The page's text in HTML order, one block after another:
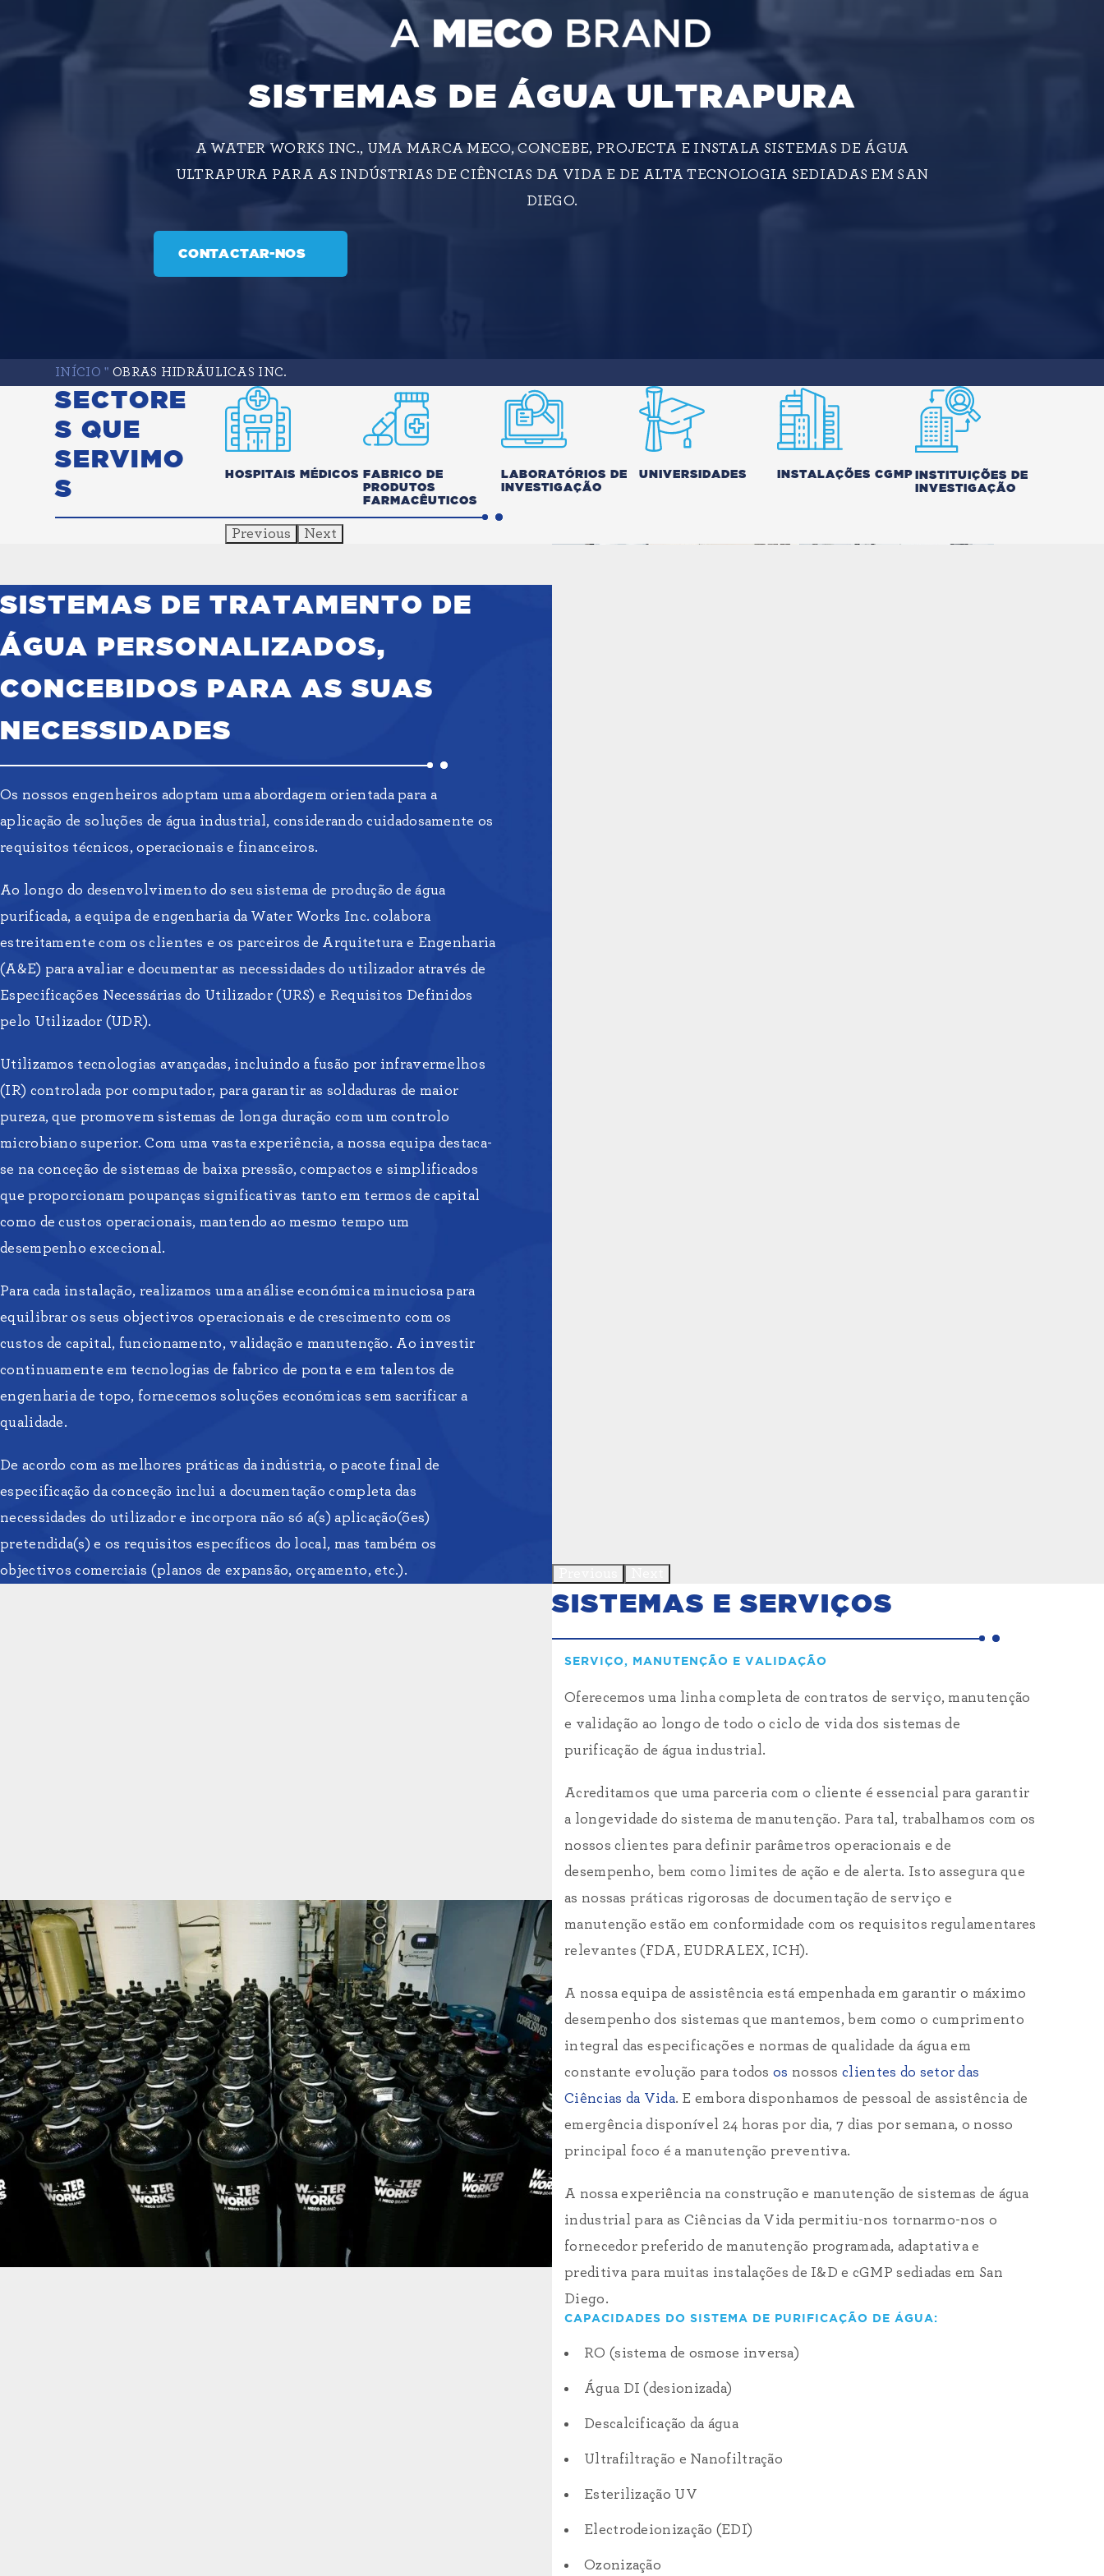
SISTEMAS DE ÁGUA ULTRAPURA
A WATER WORKS INC., UMA MARCA MECO, CONCEBE, PROJECTA E INSTALA SISTEMAS DE ÁGUA
ULTRAPURA PARA AS INDÚSTRIAS DE CIÊNCIAS DA VIDA E DE ALTA TECNOLOGIA SEDIADAS EM SAN
DIEGO.
CONTACTAR-NOS
INÍCIO " OBRAS HIDRÁULICAS INC.
SECTORE
S QUE
SERVIMO
S
HOSPITAIS MÉDICOS
FABRICO DE
PRODUTOS
FARMACÊUTICOS
LABORATÓRIOS DE
INVESTIGAÇÃO
UNIVERSIDADES INSTALAÇÕES CGMP
INSTITUIÇÕES DE
INVESTIGAÇÃO
Previous Next
SISTEMAS DE TRATAMENTO DE
ÁGUA PERSONALIZADOS,
CONCEBIDOS PARA AS SUAS
NECESSIDADES
Os nossos engenheiros adoptam uma abordagem orientada para a
aplicação de soluções de água industrial, considerando cuidadosamente os
requisitos técnicos, operacionais e financeiros.
Ao longo do desenvolvimento do seu sistema de produção de água
purificada, a equipa de engenharia da Water Works Inc. colabora
estreitamente com os clientes e os parceiros de Arquitetura e Engenharia
(A&E) para avaliar e documentar as necessidades do utilizador através de
Especificações Necessárias do Utilizador (URS) e Requisitos Definidos
pelo Utilizador (UDR).
Utilizamos tecnologias avançadas, incluindo a fusão por infravermelhos
(IR) controlada por computador, para garantir as soldaduras de maior
pureza, que promovem sistemas de longa duração com um controlo
microbiano superior. Com uma vasta experiência, a nossa equipa destaca-
se na conceção de sistemas de baixa pressão, compactos e simplificados
que proporcionam poupanças significativas tanto em termos de capital
como de custos operacionais, mantendo ao mesmo tempo um
desempenho excecional.
Para cada instalação, realizamos uma análise económica minuciosa para
equilibrar os seus objectivos operacionais e de crescimento com os
custos de capital, funcionamento, validação e manutenção. Ao investir
continuamente em tecnologias de fabrico de ponta e em talentos de
engenharia de topo, fornecemos soluções económicas sem sacrificar a
qualidade.
De acordo com as melhores práticas da indústria, o pacote final de
especificação da conceção inclui a documentação completa das
necessidades do utilizador e incorpora não só a(s) aplicação(ões)
pretendida(s) e os requisitos específicos do local, mas também os
objectivos comerciais (planos de expansão, orçamento, etc.).
SISTEMAS E SERVIÇOS
SERVIÇO, MANUTENÇÃO E VALIDAÇÃO
Oferecemos uma linha completa de contratos de serviço, manutenção
e validação ao longo de todo o ciclo de vida dos sistemas de
purificação de água industrial.
Acreditamos que uma parceria com o cliente é essencial para garantir
a longevidade do sistema de manutenção. Para tal, trabalhamos com os
nossos clientes para definir parâmetros operacionais e de
desempenho, bem como limites de ação e de alerta. Isto assegura que
as nossas práticas rigorosas de documentação de serviço e
manutenção estão em conformidade com os requisitos regulamentares
relevantes (FDA, EUDRALEX, ICH).
A nossa equipa de assistência está empenhada em garantir o máximo
desempenho dos sistemas que mantemos, bem como o cumprimento
integral das especificações e normas de qualidade da água em
constante evolução para todosos nossosclientes do setor das
Ciências da Vida. E embora disponhamos de pessoal de assistência de
emergência disponível 24 horas por dia, 7 dias por semana, o nosso
principal foco é a manutenção preventiva.
A nossa experiência na construção e manutenção de sistemas de água
industrial para as Ciências da Vida permitiu-nos tornarmo-nos o
fornecedor preferido de manutenção programada, adaptativa e
preditiva para muitas instalações de I&D e cGMP sediadas em San
Diego.
CAPACIDADES DO SISTEMA DE PURIFICAÇÃO DE ÁGUA:
RO (sistema de osmose inversa)
Água DI (desionizada)
Descalcificação da água
Ultrafiltração e Nanofiltração
Esterilização UV
Electrodeionização (EDI)
Ozonização